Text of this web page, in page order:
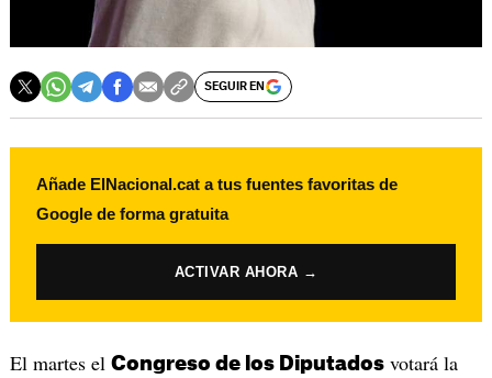
SEGUIR EN
Añade ElNacional.cat a tus fuentes favoritas de
Google de forma gratuita
ACTIVAR AHORA →
El martes el Congreso de los Diputadosvotará la